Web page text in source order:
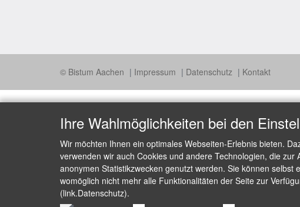
© Bistum Aachen Impressum Datenschutz Kontakt
Ihre Wahlmöglichkeiten bei den
Wir möchten Ihnen ein optimales Webseiten-Erlebnis bieten.
verwenden wir auch Cookies und andere Technologien, die
anonymen Statistikzwecken genutzt werden. Sie können
womöglich nicht mehr alle Funktionalitäten der Seite zur
(link.Datenschutz).